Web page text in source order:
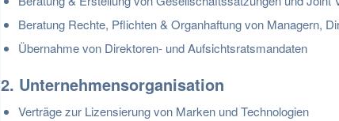
Beratung Rechte, Pflichten & Organhaftung von Managern,
Übernahme von Direktoren- und Aufsichtsratsmandaten
2. Unternehmensorganisation
Verträge zur Lizensierung von Marken und Technologien